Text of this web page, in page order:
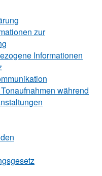
zur
Informationen
während